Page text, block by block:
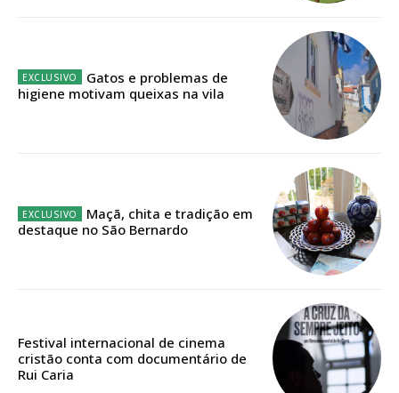
Sendo assinante terá acesso a todos os conteúdos exclusivos e versões
Escolha o plano de assinatura desejado:
32€
Edição em papel entregue à Quinta-feira em sua
casa
Gatos e problemas de
higiene motivam queixas na vila
Maçã, chita e tradição em
destaque no São Bernardo
Festival internacional de cinema
cristão conta com documentário de
Rui Caria